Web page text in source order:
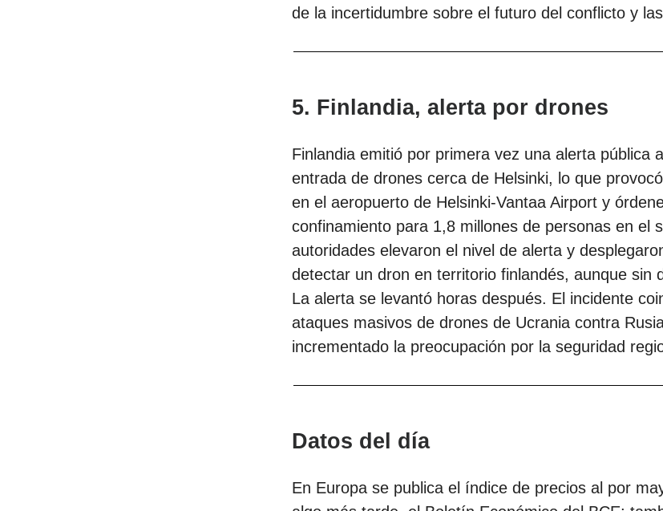
de la incertidumbre sobre el futuro del conflicto y
5. Finlandia, alerta por drones
Finlandia emitió por primera vez una alerta pública
entrada de drones cerca de Helsinki, lo que
en el aeropuerto de Helsinki-Vantaa Airport y
confinamiento para 1,8 millones de personas en el
autoridades elevaron el nivel de alerta y
detectar un dron en territorio finlandés, aunque sin
La alerta se levantó horas después. El incidente
ataques masivos de drones de Ucrania contra
incrementado la preocupación por la seguridad
Datos del día
En Europa se publica el índice de precios al por